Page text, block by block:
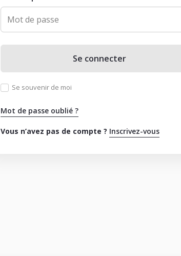
Se connecter
Se souvenir de moi
Mot de passe oublié ?
Vous n’avez pas de compte ? Inscrivez-vous